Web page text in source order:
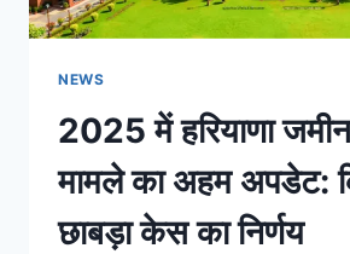
NEWS
2025 में हरियाणा
मामले का अहम अपडेट:
छाबड़ा केस का निर्णय